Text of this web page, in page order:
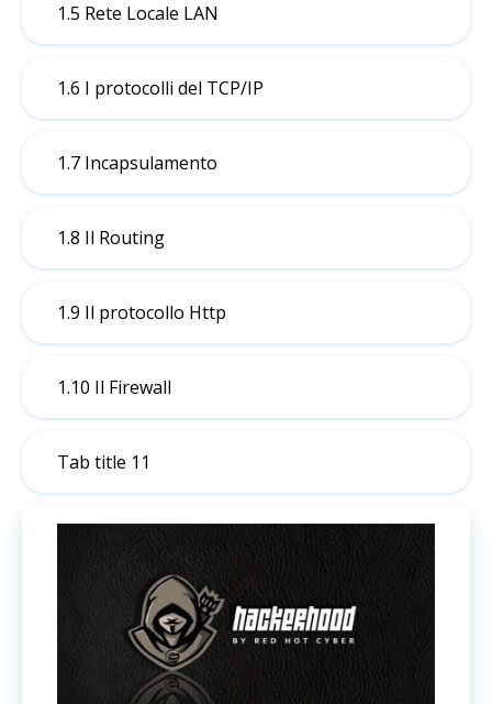
1.5 Rete Locale LAN
1.6 I protocolli del TCP/IP
1.7 Incapsulamento
1.8 Il Routing
1.9 Il protocollo Http
1.10 Il Firewall
Tab title 11